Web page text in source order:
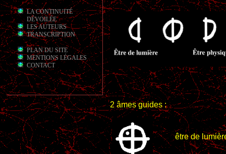
LA CONTINUITÉ
DÉVOILÉE
LES AUTEURS
TRANSCRIPTION
PLAN DU SITE
MENTIONS LÉGALES
CONTACT
2 âmes guides :
être de lumière /